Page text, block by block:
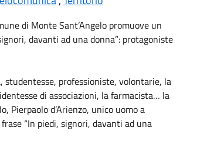
di Monte Sant’Angelo promuove un
davanti ad una donna”: protagoniste
professioniste, volontarie, la
di associazioni, la farmacista… la
Pierpaolo d’Arienzo, unico uomo a
“In piedi, signori, davanti ad una